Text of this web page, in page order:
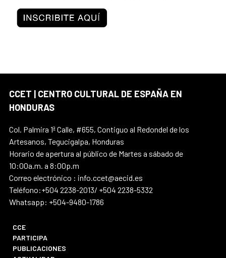
CCET | CENTRO CULTURAL DE ESPAÑA EN
HONDURAS
Col. Palmira 1ª Calle, #655, Contiguo al Redondel de los
Artesanos, Tegucigalpa, Honduras
Horario de apertura al público de Martes a sábado de
10:00a.m. a 8:00p.m
Correo electrónico : info.ccet@aecid.es
Teléfono:+504 2238-2013/ +504 2238-5332
Whatsapp: +504-9480-1786
CCE
PARTICIPA
PUBLICACIONES